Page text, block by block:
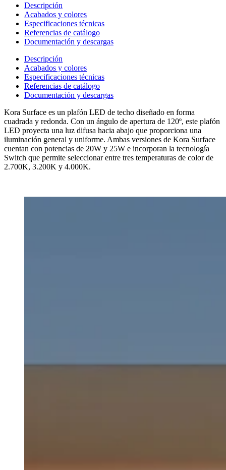
Descripción
Acabados y colores
Especificaciones técnicas
Referencias de catálogo
Documentación y descargas
Descripción
Acabados y colores
Especificaciones técnicas
Referencias de catálogo
Documentación y descargas
Kora Surface es un plafón LED de techo diseñado en forma
cuadrada y redonda. Con un ángulo de apertura de 120º, este plafón
LED proyecta una luz difusa hacia abajo que proporciona una
iluminación general y uniforme. Ambas versiones de Kora Surface
cuentan con potencias de 20W y 25W e incorporan la tecnología
Switch que permite seleccionar entre tres temperaturas de color de
2.700K, 3.200K y 4.000K.